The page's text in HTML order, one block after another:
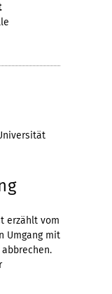
erzählt vom
Umgang mit